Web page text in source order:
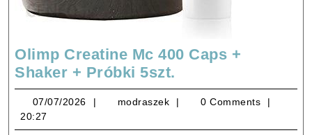
Olimp Creatine Mc 400 Caps +
Shaker + Próbki 5szt.
Creatine
Mc
400
07/07/2026 07/07/2026
modraszek modraszek
0 Comments
20:27